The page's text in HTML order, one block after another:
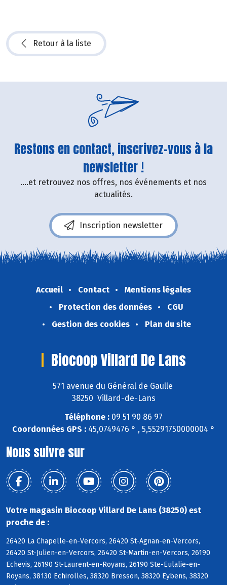
Retour à la liste
Restons en contact, inscrivez-vous à la
newsletter !
....et retrouvez nos offres, nos événements et nos
actualités.
Inscription newsletter
Accueil Contact
Mentions légales
Protection des données
CGU
Gestion des cookies
Plan du site
Biocoop Villard De Lans
571 avenue du Général de Gaulle
38250 Villard-de-Lans
Téléphone : 09 51 90 86 97
Coordonnées GPS : 45,0749476 ° , 5,55291750000004 °
Nous suivre sur
Votre magasin Biocoop Villard De Lans (38250) est
proche de :
26420 La Chapelle-en-Vercors, 26420 St-Agnan-en-Vercors,
26420 St-Julien-en-Vercors, 26420 St-Martin-en-Vercors, 26190
Echevis, 26190 St-Laurent-en-Royans, 26190 Ste-Eulalie-en-
Royans, 38130 Echirolles, 38320 Bresson, 38320 Eybens, 38320